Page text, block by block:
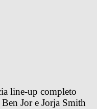
line-up completo
Jor e Jorja Smith